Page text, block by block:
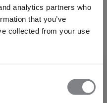
analytics partners who
that you’ve
collected from your use